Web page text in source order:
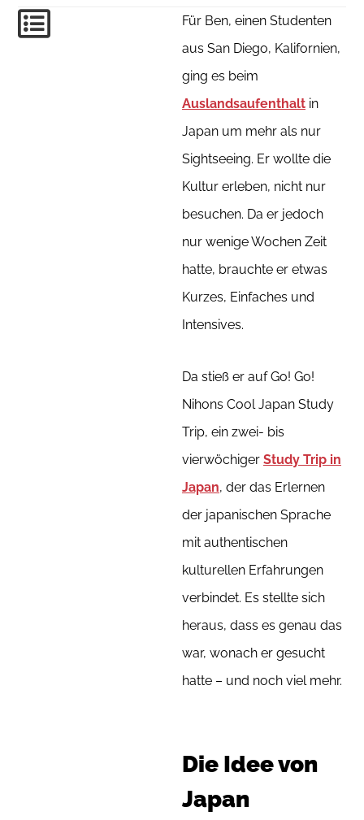
Für Ben, einen Studenten
aus San Diego, Kalifornien,
ging es beim
Auslandsaufenthalt in
Japan um mehr als nur
Sightseeing. Er wollte die
Kultur erleben, nicht nur
besuchen. Da er jedoch
nur wenige Wochen Zeit
hatte, brauchte er etwas
Kurzes, Einfaches und
Intensives.
Da stieß er auf Go! Go!
Nihons Cool Japan Study
Trip, ein zwei- bis
vierwöchiger Study Trip in
Japan, der das Erlernen
der japanischen Sprache
mit authentischen
kulturellen Erfahrungen
verbindet. Es stellte sich
heraus, dass es genau das
war, wonach er gesucht
hatte – und noch viel mehr.
Die Idee von
Japan